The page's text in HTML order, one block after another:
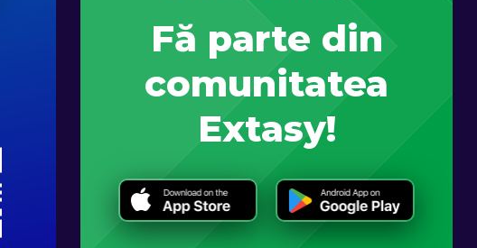
Fă parte din
comunitatea
Extasy!